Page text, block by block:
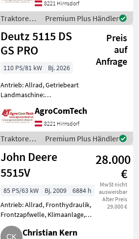
540/750, Aufladung:
Turbolader mit
Ladeluftkühlung,
Abgasstufe: Tier 4,
Anhängevorricht
8221 Hirnsdorf
Traktoren /
Deutz Fahr
Premium Plus Händler
Deutz 5115 DS
GS PRO
Preis
auf
Anfrage
110 PS/81 kW
Bj. 2026
Antrieb: Allrad, Getriebeart
Landmaschine:
Plattform: Kabine,
Zapfwellendrehzahl:
540/540E/1000/1000E,
Höchstgeschwindigkeit in
km/h: 40 km/h, Aufladu
AgroComTech
8221 Hirnsdorf
Traktoren /
Deutz Fahr
Premium Plus Händler
John Deere
5515V
28.000
€
MwSt nicht
ausweisbar
Alter Preis
29.000 €
85 PS/63 kW Bj. 2009
6884 h
Antrieb: Allrad, Fronthydraulik,
Frontzapfwelle, Klimaanlage,
Kriechgang, Plattform: Kabine,
Getriebeart Landmaschine:
Christian Kern